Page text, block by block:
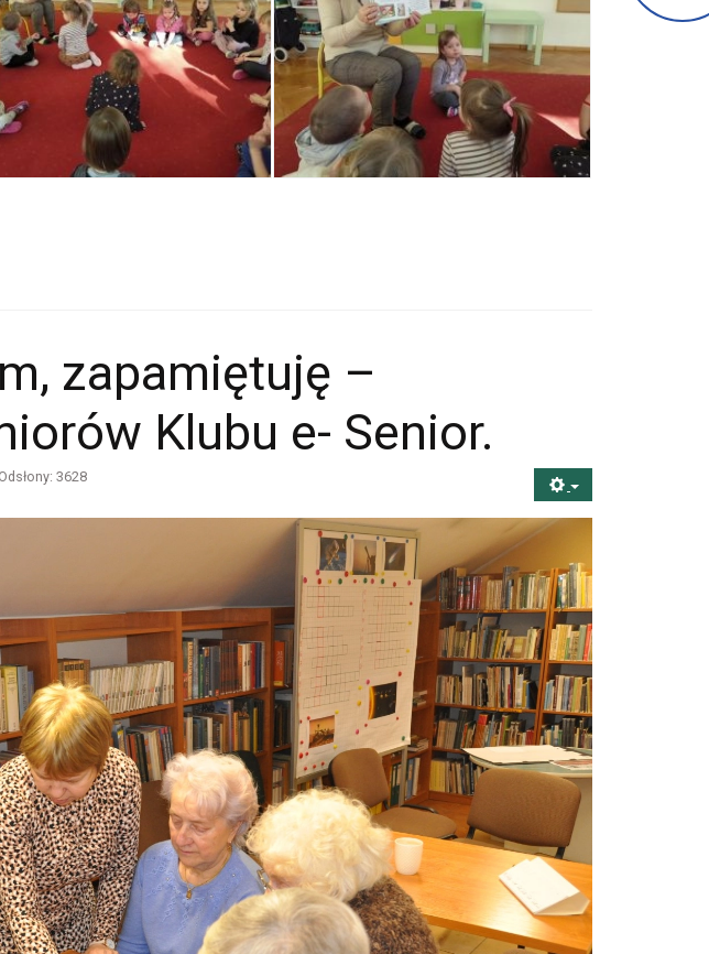
zapamiętuję –
Klubu e- Senior.
Odsłony: 3628